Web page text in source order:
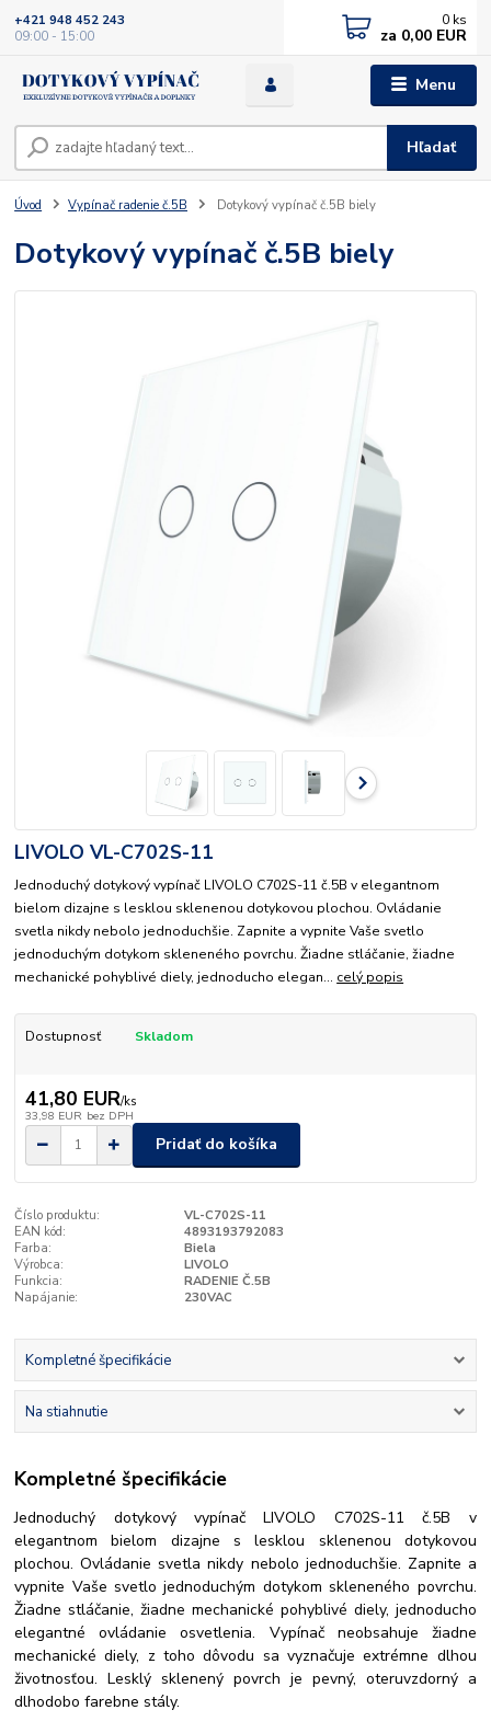
Menu
Hľadať
+421 948 452 243
09:00 - 15:00
0 ks
za 0,00 EUR
Úvod Vypínač radenie č.5B Dotykový vypínač č.5B biely
Dotykový vypínač č.5B biely
LIVOLO VL-C702S-11
Jednoduchý dotykový vypínač LIVOLO C702S-11 č.5B v elegantnom
bielom dizajne s lesklou sklenenou dotykovou plochou. Ovládanie
svetla nikdy nebolo jednoduchšie. Zapnite a vypnite Vaše svetlo
jednoduchým dotykom skleneného povrchu. Žiadne stláčanie, žiadne
mechanické pohyblivé diely, jednoducho elegan... celý popis
Dostupnosť Skladom
41,80 EUR/ks
33,98 EUR bez DPH
Pridať do košíka
Číslo produktu:
VL-C702S-11
EAN kód:
4893193792083
Farba:
Biela
Výrobca:
LIVOLO
Funkcia:
RADENIE Č.5B
Napájanie:
230VAC
Kompletné špecifikácie
Na stiahnutie
Kompletné špecifikácie
Jednoduchý dotykový vypínač LIVOLO C702S-11 č.5B v
elegantnom bielom dizajne s lesklou sklenenou dotykovou
plochou. Ovládanie svetla nikdy nebolo jednoduchšie. Zapnite a
vypnite Vaše svetlo jednoduchým dotykom skleneného povrchu.
Žiadne stláčanie, žiadne mechanické pohyblivé diely, jednoducho
elegantné ovládanie osvetlenia. Vypínač neobsahuje žiadne
mechanické diely, z toho dôvodu sa vyznačuje extrémne dlhou
životnosťou. Lesklý sklenený povrch je pevný, oteruvzdorný a
dlhodobo farebne stály.